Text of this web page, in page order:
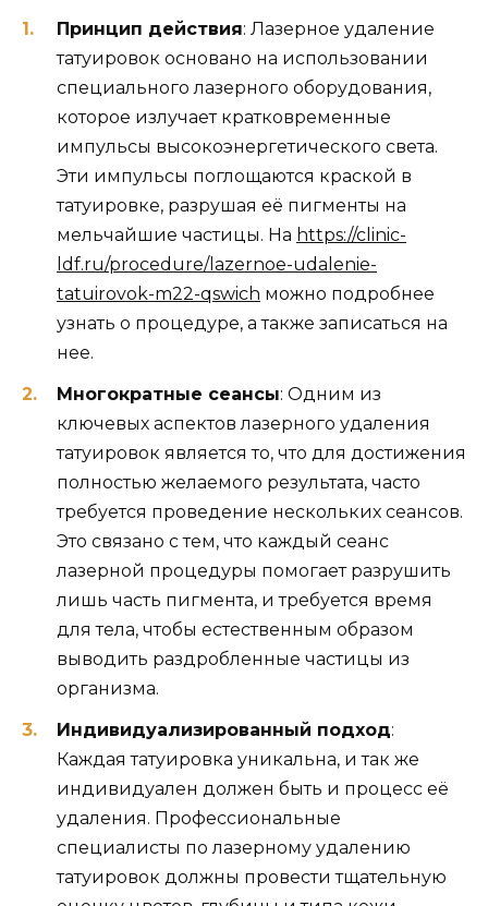
Принцип действия: Лазерное удаление
татуировок основано на использовании
специального лазерного оборудования,
которое излучает кратковременные
импульсы высокоэнергетического света.
Эти импульсы поглощаются краской в
татуировке, разрушая её пигменты на
мельчайшие частицы. На https://clinic-
ldf.ru/procedure/lazernoe-udalenie-
tatuirovok-m22-qswich можно подробнее
узнать о процедуре, а также записаться на
нее.
Многократные сеансы: Одним из
ключевых аспектов лазерного удаления
татуировок является то, что для достижения
полностью желаемого результата, часто
требуется проведение нескольких сеансов.
Это связано с тем, что каждый сеанс
лазерной процедуры помогает разрушить
лишь часть пигмента, и требуется время
для тела, чтобы естественным образом
выводить раздробленные частицы из
организма.
Индивидуализированный подход:
Каждая татуировка уникальна, и так же
индивидуален должен быть и процесс её
удаления. Профессиональные
специалисты по лазерному удалению
татуировок должны провести тщательную